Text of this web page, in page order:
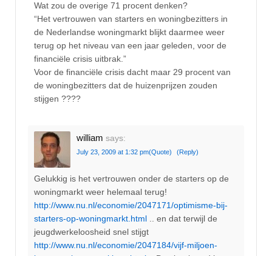
Wat zou de overige 71 procent denken?
“Het vertrouwen van starters en woningbezitters in
de Nederlandse woningmarkt blijkt daarmee weer
terug op het niveau van een jaar geleden, voor de
financiële crisis uitbrak.”
Voor de financiële crisis dacht maar 29 procent van
de woningbezitters dat de huizenprijzen zouden
stijgen ????
william says:
July 23, 2009 at 1:32 pm(Quote) (Reply)
Gelukkig is het vertrouwen onder de starters op de
woningmarkt weer helemaal terug!
http://www.nu.nl/economie/2047171/optimisme-bij-
starters-op-woningmarkt.html .. en dat terwijl de
jeugdwerkeloosheid snel stijgt
http://www.nu.nl/economie/2047184/vijf-miljoen-